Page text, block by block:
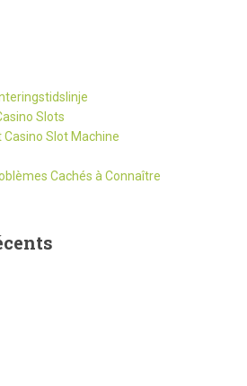
Slots
Slot Machine
Cachés à Connaître